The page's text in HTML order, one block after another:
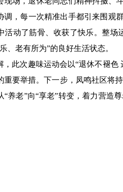
调，每一次精准出手都引来围观
活动了筋骨、收获了快乐。整场
、老有所为”的良好生活状态。‌‌
，此次趣味运动会以“退休不褪
重要举措。下一步，凤鸣社区将
“养老”向“享老”转变，着力营造